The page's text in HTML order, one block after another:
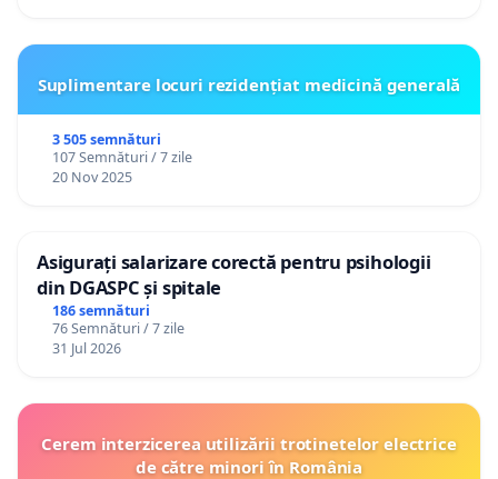
Suplimentare locuri rezidențiat medicină generală
3 505 semnături
107 Semnături / 7 zile
20 Nov 2025
Asigurați salarizare corectă pentru psihologii
din DGASPC și spitale
186 semnături
76 Semnături / 7 zile
31 Jul 2026
Cerem interzicerea utilizării trotinetelor electrice
de către minori în România